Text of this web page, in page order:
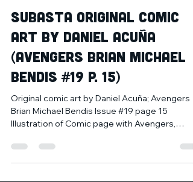
25 may 2020 1 min de lectura
Subasta Original comic
art by Daniel Acuña
(Avengers Brian Michael